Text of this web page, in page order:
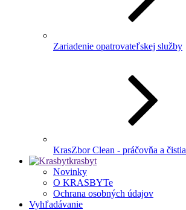
Zariadenie opatrovateľskej služby
KrasZbor Clean - práčovňa a
krasbyt
Novinky
O KRASBYTe
Ochrana osobných údajov
Vyhľadávanie